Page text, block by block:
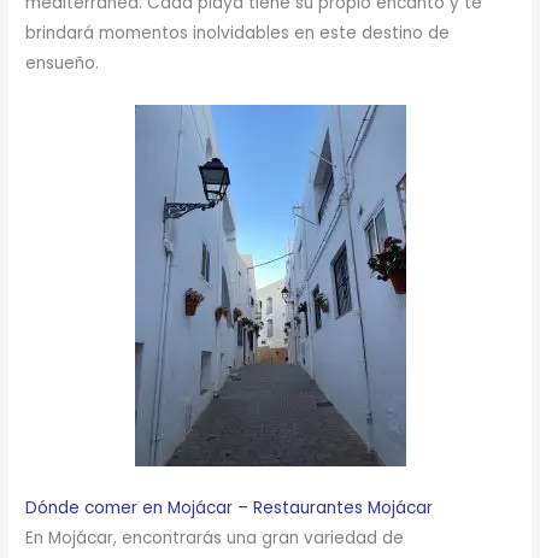
brindará momentos inolvidables en este destino de
ensueño.
Dónde comer en Mojácar – Restaurantes Mojácar
En Mojácar, encontrarás una gran variedad de